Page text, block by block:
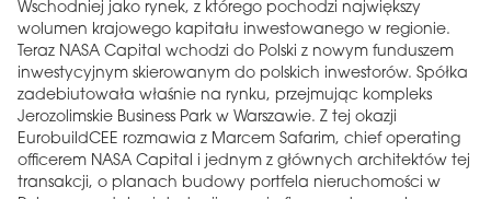
Wschodniej jako rynek, z którego pochodzi największy
wolumen krajowego kapitału inwestowanego w regionie.
Teraz NASA Capital wchodzi do Polski z nowym funduszem
inwestycyjnym skierowanym do polskich inwestorów. Spółka
zadebiutowała właśnie na rynku, przejmując kompleks
Jerozolimskie Business Park w Warszawie. Z tej okazji
EurobuildCEE rozmawia z Marcem Safarim, chief operating
officerem NASA Capital i jednym z głównych architektów tej
transakcji, o planach budowy portfela nieruchomości w